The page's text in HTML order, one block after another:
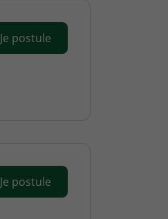
Je postule
Je postule